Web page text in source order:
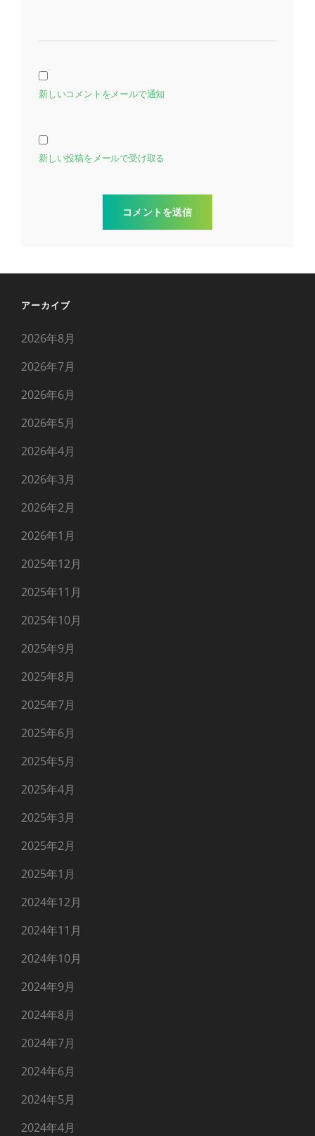
新しいコメントをメールで通知
新しい投稿をメールで受け取る
アーカイブ
2026年8月
2026年7月
2026年6月
2026年5月
2026年4月
2026年3月
2026年2月
2026年1月
2025年12月
2025年11月
2025年10月
2025年9月
2025年8月
2025年7月
2025年6月
2025年5月
2025年4月
2025年3月
2025年2月
2025年1月
2024年12月
2024年11月
2024年10月
2024年9月
2024年8月
2024年7月
2024年6月
2024年5月
2024年4月